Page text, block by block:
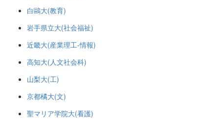
白鷗大(教育)
岩手県立大(社会福祉)
近畿大(産業理工-情報)
高知大(人文社会科)
山梨大(工)
京都橘大(文)
聖マリア学院大(看護)